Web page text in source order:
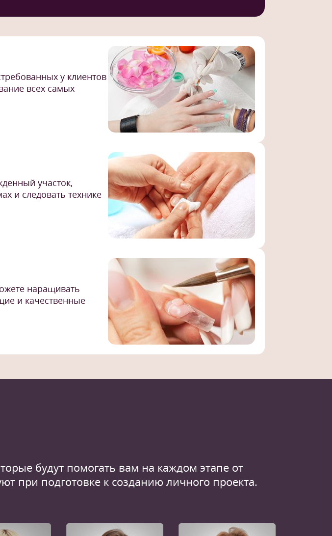
у клиентов
всех самых
участок,
и следовать технике
наращивать
и качественные
будут помогать вам на каждом этапе от
при подготовке к созданию личного проекта.